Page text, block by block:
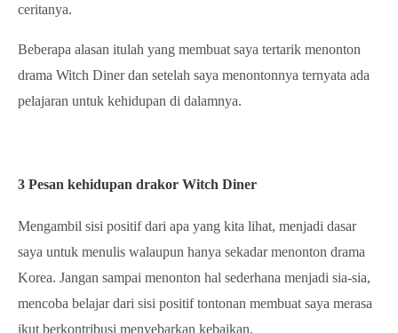
ceritanya.
Beberapa alasan itulah yang membuat saya tertarik menonton
drama Witch Diner dan setelah saya menontonnya ternyata ada
pelajaran untuk kehidupan di dalamnya.
3 Pesan kehidupan drakor Witch Diner
Mengambil sisi positif dari apa yang kita lihat, menjadi dasar
saya untuk menulis walaupun hanya sekadar menonton drama
Korea. Jangan sampai menonton hal sederhana menjadi sia-sia,
mencoba belajar dari sisi positif tontonan membuat saya merasa
ikut berkontribusi menyebarkan kebaikan.